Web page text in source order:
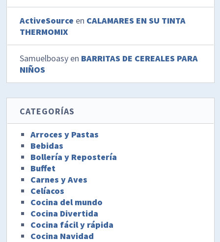
ActiveSource en CALAMARES EN SU TINTA
THERMOMIX
Samuelboasy en BARRITAS DE CEREALES PARA
NIÑOS
CATEGORÍAS
Arroces y Pastas
Bebidas
Bollería y Repostería
Buffet
Carnes y Aves
Celíacos
Cocina del mundo
Cocina Divertida
Cocina fácil y rápida
Cocina Navidad